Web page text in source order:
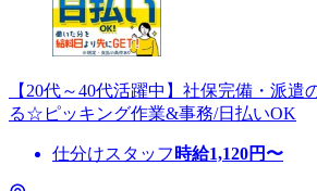
【20代～40代活躍中】社保完備・派
る☆ピッキング作業&事務/日払いOK
仕分けスタッフ 時給1,120円〜